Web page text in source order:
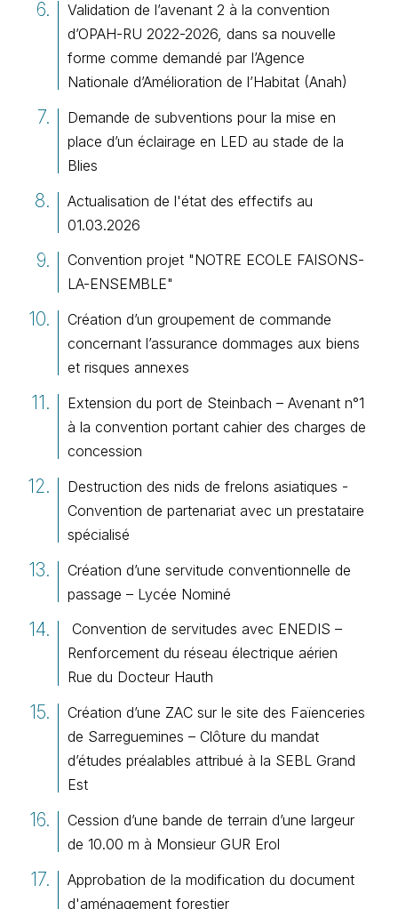
Validation de l’avenant 2 à la convention
d’OPAH-RU 2022-2026, dans sa nouvelle
forme comme demandé par l’Agence
Nationale d’Amélioration de l’Habitat (Anah)
Demande de subventions pour la mise en
place d’un éclairage en LED au stade de la
Blies
Actualisation de l'état des effectifs au
01.03.2026
Convention projet "NOTRE ECOLE FAISONS-
LA-ENSEMBLE"
Création d’un groupement de commande
concernant l’assurance dommages aux biens
et risques annexes
Extension du port de Steinbach – Avenant n°1
à la convention portant cahier des charges de
concession
Destruction des nids de frelons asiatiques -
Convention de partenariat avec un prestataire
spécialisé
Création d’une servitude conventionnelle de
passage – Lycée Nominé
Convention de servitudes avec ENEDIS –
Renforcement du réseau électrique aérien
Rue du Docteur Hauth
Création d’une ZAC sur le site des Faïenceries
de Sarreguemines – Clôture du mandat
d’études préalables attribué à la SEBL Grand
Est
Cession d’une bande de terrain d’une largeur
de 10.00 m à Monsieur GUR Erol
Approbation de la modification du document
d'aménagement forestier